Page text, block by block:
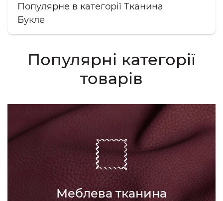
Популярне в категорії Тканина
Букле
Популярні категорії
товарів
Меблева тканина